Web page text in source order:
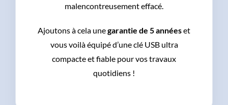
malencontreusement effacé.
Ajoutons à cela unegarantie de 5 annéeset
vous voilà équipé d’une clé USB ultra
compacte et fiable pour vos travaux
quotidiens !